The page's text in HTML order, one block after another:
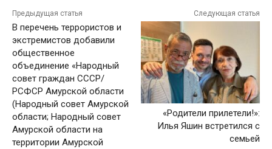
Предыдущая статья
В перечень террористов и
экстремистов добавили
общественное
объединение «Народный
совет граждан СССР/
РСФСР Амурской области
(Народный совет Амурской
области; Народный совет
Амурской области на
территории Амурской
Следующая статья
«Родители прилетели!»‎:
Илья Яшин встретился с
семьей